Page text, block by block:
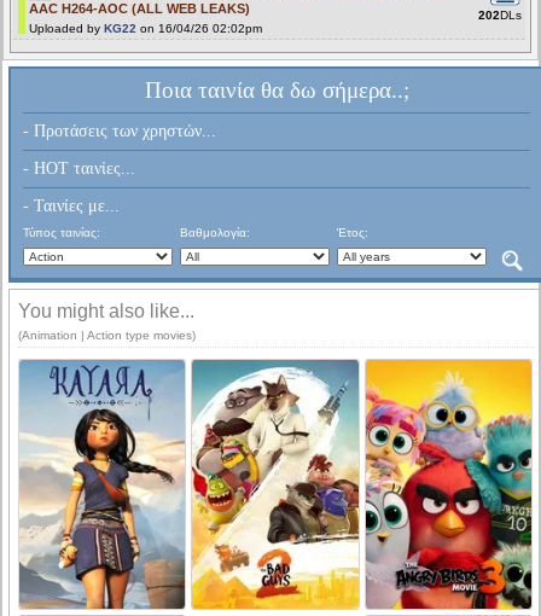
AAC H264-AOC (ALL WEB LEAKS)
Uploaded by KG22 on 16/04/26 02:02pm
202DLs
Ποια ταινία θα δω σήμερα..;
- Προτάσεις των χρηστών...
- HOT ταινίες...
- Ταινίες με...
Τύπος ταινίας: Βαθμολογία: Έτος:
You might also like...
(Animation | Action type movies)